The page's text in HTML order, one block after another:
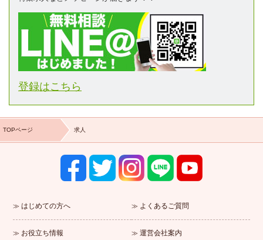
登録はこちら
TOPページ 求人
はじめての方へ よくあるご質問
お役立ち情報 運営会社案内